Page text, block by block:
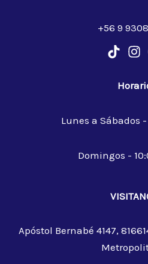
+56 9
Lunes a Sábados
Domingos -
Apóstol Bernabé 4147,